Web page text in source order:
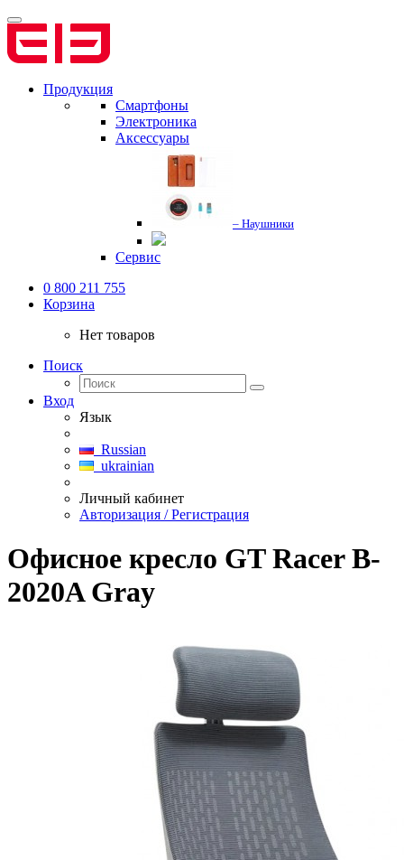
Продукция
Смартфоны
Электроника
Аксессуары
– Наушники
Сервис
0 800 211 755
Корзина
Нет товаров
Поиск
Вход
Язык
Russian
ukrainian
Личный кабинет
Авторизация / Регистрация
Офисное кресло GT Racer B-
2020A Gray